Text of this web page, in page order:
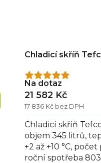
Chladicí skříň
Průměrné
hodnocení
produktu
je
5,0
z
5
hvězdiček.
Na dotaz
17 836 Kč bez DPH
21 582 Kč
Chladicí skříň
objem 345 litrů,
+2 až +10 °C, počet
roční spotřeba